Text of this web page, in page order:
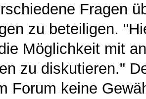
Fragen
zu beteiligen.
Möglichkeit mit
zu diskutieren."
Forum keine